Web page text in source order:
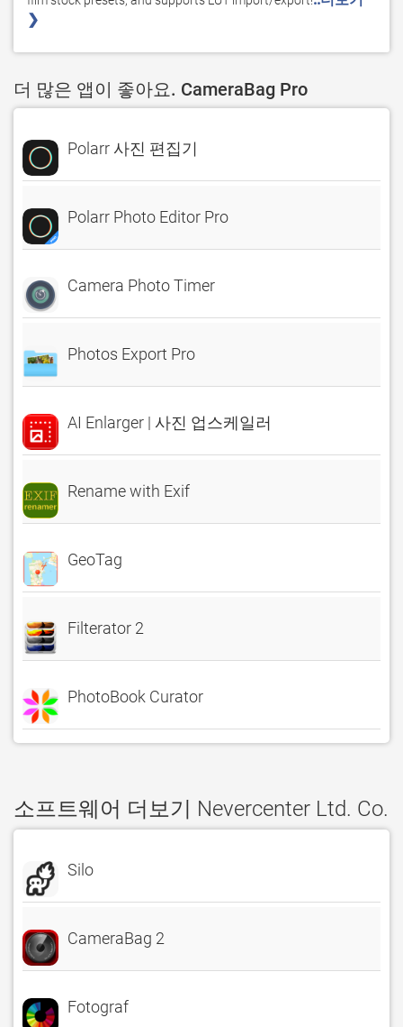
❯
더 많은 앱이 좋아요. CameraBag Pro
Polarr 사진 편집기
Polarr Photo Editor Pro
Camera Photo Timer
Photos Export Pro
AI Enlarger | 사진 업스케일러
Rename with Exif
GeoTag
Filterator 2
PhotoBook Curator
소프트웨어 더보기 Nevercenter Ltd. Co.
Silo
CameraBag 2
Fotograf